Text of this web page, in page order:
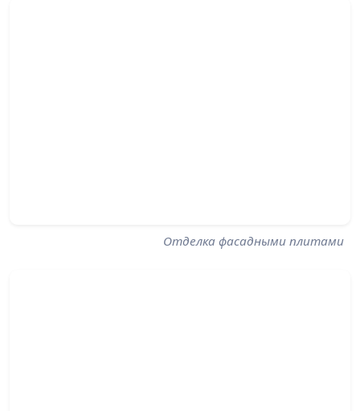
Отделка фасадными плитами